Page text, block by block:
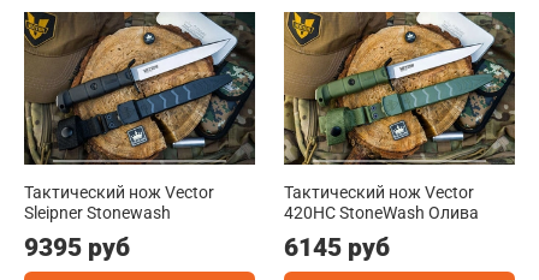
Тактический нож Vector
Sleipner Stonewash
9395 руб
Тактический нож Vector
420HC StoneWash Олива
6145 руб